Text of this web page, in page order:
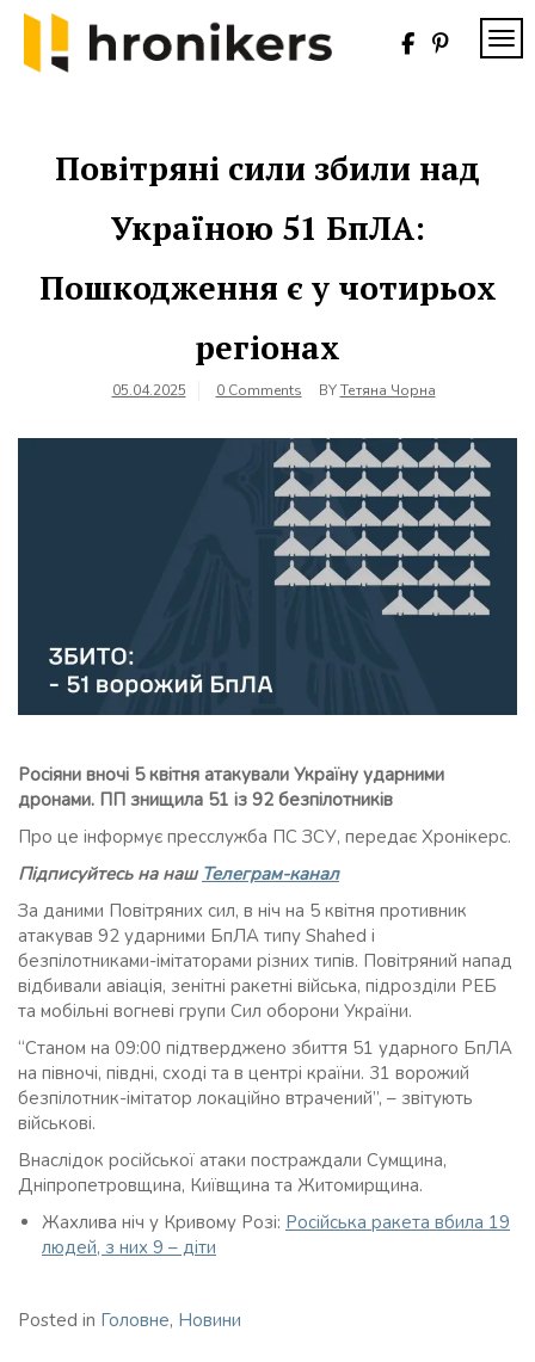
Skip
content
Повітряні сили збили над
Україною 51 БпЛА:
Пошкодження є у чотирьох
регіонах
05.04.2025 0 Comments BYТетяна Чорна
Росіяни вночі 5 квітня атакували Україну ударними
дронами. ПП знищила 51 із 92 безпілотників
Про це інформує пресслужба ПС ЗСУ, передає Хронікерс.
Підписуйтесь на наш Телеграм-канал
За даними Повітряних сил, в ніч на 5 квітня противник
атакував 92 ударними БпЛА типу Shahed і
безпілотниками-імітаторами різних типів. Повітряний напад
відбивали авіація, зенітні ракетні війська, підрозділи РЕБ
та мобільні вогневі групи Сил оборони України.
“Станом на 09:00 підтверджено збиття 51 ударного БпЛА
на півночі, півдні, сході та в центрі країни. 31 ворожий
безпілотник-імітатор локаційно втрачений”, – звітують
військові.
Внаслідок російської атаки постраждали Сумщина,
Дніпропетровщина, Київщина та Житомирщина.
Жахлива ніч у Кривому Розі: Російська ракета вбила 19
людей, з них 9 – діти
Posted in Головне, Новини